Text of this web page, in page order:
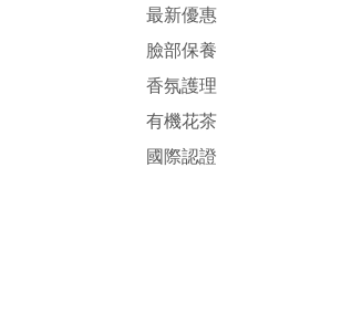
最新優惠
臉部保養
香氛護理
有機花茶
國際認證